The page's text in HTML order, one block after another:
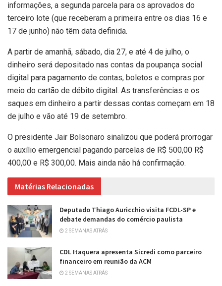
informações, a segunda parcela para os aprovados do
terceiro lote (que receberam a primeira entre os dias 16 e
17 de junho) não têm data definida.
A partir de amanhã, sábado, dia 27, e até 4 de julho, o
dinheiro será depositado nas contas da poupança social
digital para pagamento de contas, boletos e compras por
meio do cartão de débito digital. As transferências e os
saques em dinheiro a partir dessas contas começam em 18
de julho e vão até 19 de setembro.
O presidente Jair Bolsonaro sinalizou que poderá prorrogar
o auxílio emergencial pagando parcelas de R$ 500,00 R$
400,00 e R$ 300,00. Mais ainda não há confirmação.
Matérias Relacionadas
Deputado Thiago Auricchio visita FCDL-SP e
debate demandas do comércio paulista
2 SEMANAS ATRÁS
CDL Itaquera apresenta Sicredi como parceiro
financeiro em reunião da ACM
2 SEMANAS ATRÁS